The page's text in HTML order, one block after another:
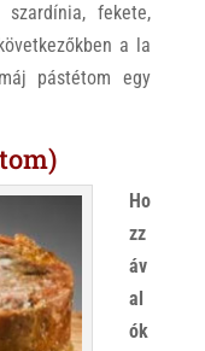
szardínia, fekete,
a la
pástétom egy
Ho
zz
áv
al
ók